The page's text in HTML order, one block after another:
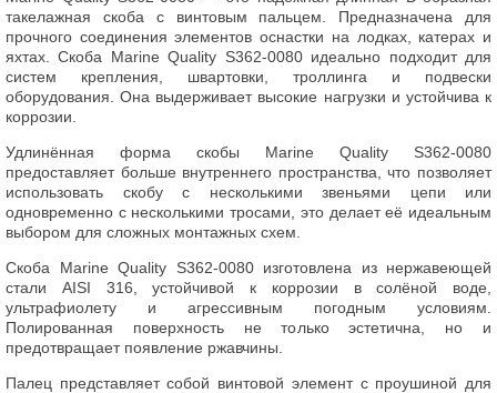
такелажная скоба с винтовым пальцем. Предназначена для
прочного соединения элементов оснастки на лодках, катерах и
яхтах. Скоба Marine Quality S362-0080 идеально подходит для
систем крепления, швартовки, троллинга и подвески
оборудования. Она выдерживает высокие нагрузки и устойчива к
коррозии.
Удлинённая форма скобы Marine Quality S362-0080
предоставляет больше внутреннего пространства, что позволяет
использовать скобу с несколькими звеньями цепи или
одновременно с несколькими тросами, это делает её идеальным
выбором для сложных монтажных схем.
Скоба Marine Quality S362-0080 изготовлена из нержавеющей
стали AISI 316, устойчивой к коррозии в солёной воде,
ультрафиолету и агрессивным погодным условиям.
Полированная поверхность не только эстетична, но и
предотвращает появление ржавчины.
Палец представляет собой винтовой элемент с проушиной для